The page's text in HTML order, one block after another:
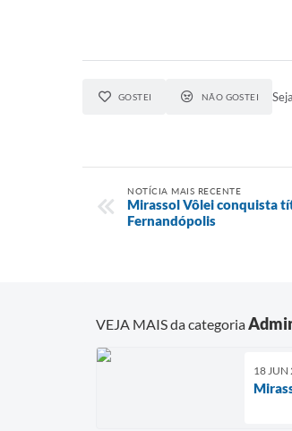
GOSTEI NÃO GOSTEI
NOTÍCIA MAIS RECENTE
Mirassol Vôlei conquista
Fernandópolis
VEJA MAIS da categoria
18 JUN